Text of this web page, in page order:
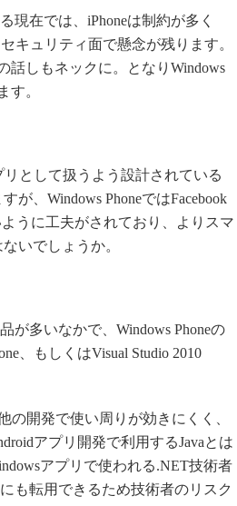
在では、iPhoneは制約が多く
キュリティ面で懸念が残ります。
話しもネックに。となりWindows
す。
として扱うよう設計されている
、Windows PhoneではFacebook
うに工夫がされており、よりスマ
いでしょうか。
多いなかで、Windows Phoneの
、もしくはVisual Studio 2010
の開発で使い周りが効きにくく、
アプリ開発で利用するJavaとは
アプリで使われる.NET技術者
も転用できるため技術者のリスク